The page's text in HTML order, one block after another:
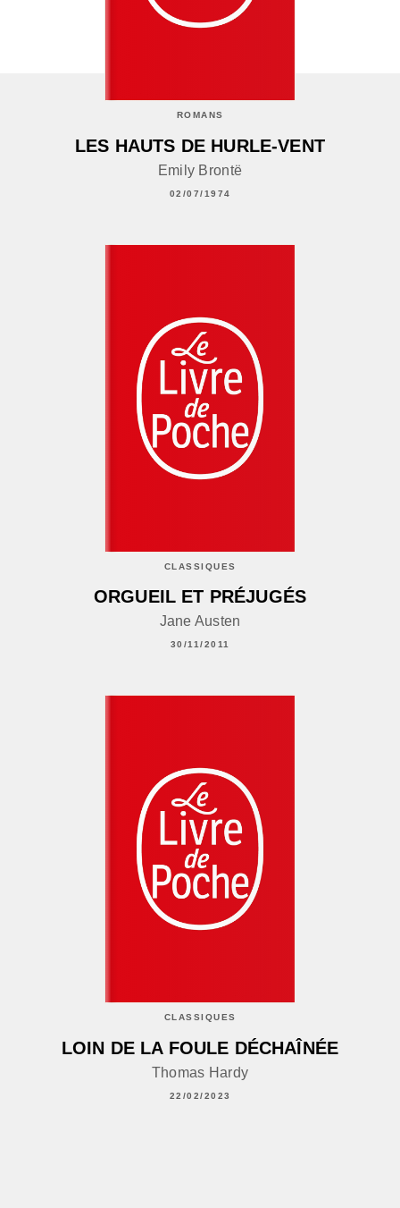
ROMANS
LES HAUTS DE HURLE-VENT
Emily Brontë
02/07/1974
CLASSIQUES
ORGUEIL ET PRÉJUGÉS
Jane Austen
30/11/2011
CLASSIQUES
LOIN DE LA FOULE DÉCHAÎNÉE
Thomas Hardy
22/02/2023